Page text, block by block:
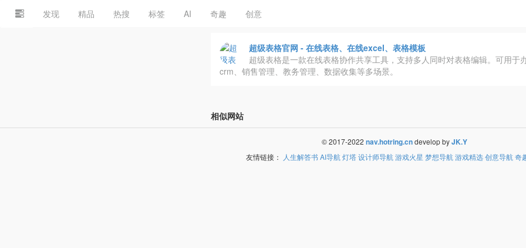
发现 精品 热搜 标签 AI 奇趣 创意
超级表格官网 - 在线表格、在线excel、表格模板
超级表格是一款在线表格协作共享工具，支持多人同时对表格编辑。可用于办
crm、销售管理、教务管理、数据收集等多场景。
相似网站
© 2017-2022 nav.hotring.cndevelop byJK.Y
友情链接： 人生解答书AI导航灯塔设计师导航游戏火星 梦想导航游戏精选创意导航奇